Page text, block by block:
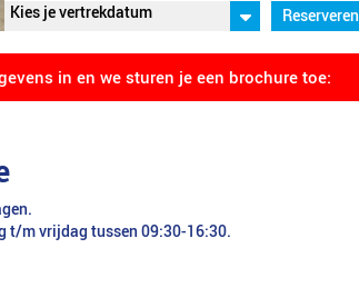
Kies je vertrekdatum
maandag 7 december 2026
Reserveren
in en we sturen je een brochure toe:
t/m vrijdag tussen 09:30-16:30.